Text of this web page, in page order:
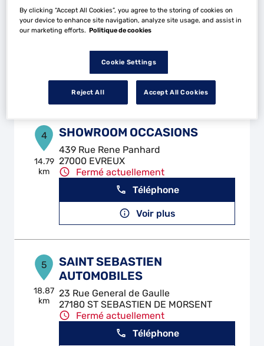
3
14.54
Rue Du 18 Juin 1940
27120 PACY SUR EURE
Téléphone
Voir plus
4
14.79
km
SHOWROOM OCCASIONS
439 Rue Rene Panhard
27000 EVREUX
Fermé actuellement
Téléphone
Voir plus
5
18.87
km
SAINT SEBASTIEN
AUTOMOBILES
23 Rue General de Gaulle
27180 ST SEBASTIEN DE MORSENT
Fermé actuellement
Téléphone
By clicking “Accept All Cookies”, you agree to the storing of cookies on
your device to enhance site navigation, analyze site usage, and assist in
our marketing efforts. Politique de cookies
Cookie Settings
Reject All Accept All Cookies